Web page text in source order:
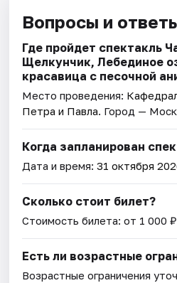
Вопросы и
Где пройдет спектакль
Щелкунчик, Лебединое
красавица с песочной
Место проведения:
Петра и Павла. Город —
Когда запланирован
Дата и время:31 октября
Сколько стоит билет?
Стоимость билета: от 1 000
Есть ли возрастные
Возрастные ограничения